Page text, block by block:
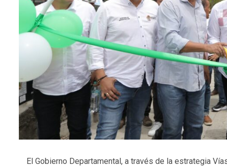
El Gobierno Departamental, a través de la estrategia